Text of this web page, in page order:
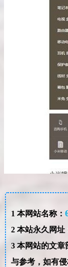
1 本网站名称：
2本站永久网址
3本网站的文章
与参考，如有侵权